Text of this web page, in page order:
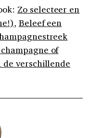
Zo selecteer en
, Beleef een
of
de verschillende